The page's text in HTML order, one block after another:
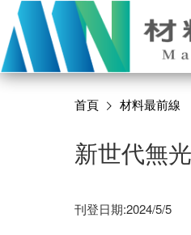
首頁 材料最前線
新世代無
刊登日期:2024/5/5